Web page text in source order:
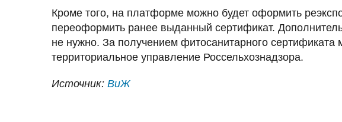
Кроме того, на платформе можно будет оформить
переоформить ранее выданный сертификат.
не нужно. За получением фитосанитарного сертификата
территориальное управление Россельхознадзора.
Источник: ВиЖ